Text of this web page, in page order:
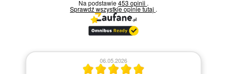
Na podstawie453 opinii .
Sprawdź wszystkie opinietutaj .
06.05.2026